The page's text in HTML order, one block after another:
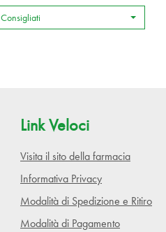
Consigliati
Link Veloci
Visita il sito della farmacia
Informativa Privacy
Modalità di Spedizione e Ritiro
Modalità di Pagamento